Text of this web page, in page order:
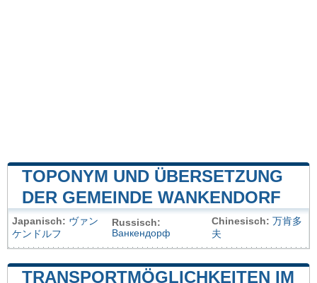
TOPONYM UND ÜBERSETZUNG
DER GEMEINDE WANKENDORF
Japanisch: ヴァン
ケンドルフ
Russisch:
Ванкендорф
Chinesisch: 万肯多
夫
TRANSPORTMÖGLICHKEITEN IM